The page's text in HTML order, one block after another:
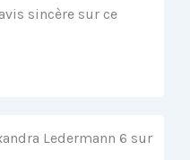
sincère sur ce
Ledermann 6 sur